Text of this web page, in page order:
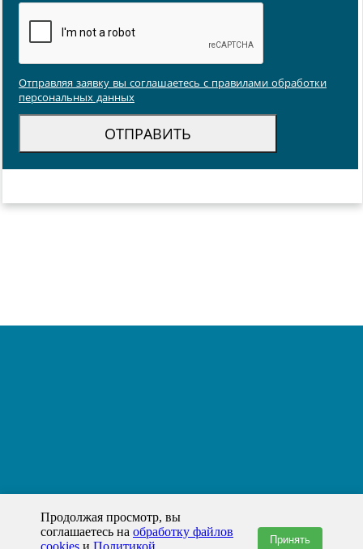
Отправляя заявку вы соглашаетесь с правилами обработки
персональных данных
Продолжая просмотр, вы
соглашаетесь на обработку файлов
cookies и Политикой Принять